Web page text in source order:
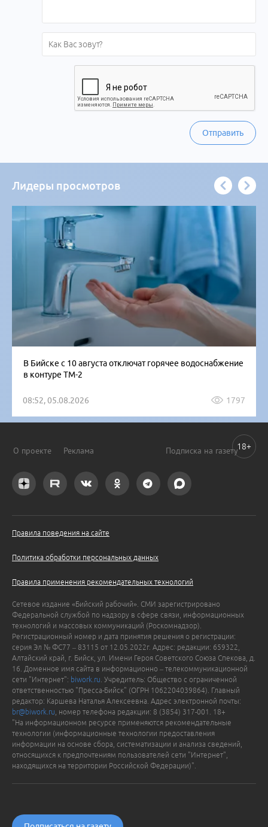
Отправить
Лидеры просмотров
В Бийске с 10 августа отключат горячее водоснабжение
в контуре ТМ-2
08:52, 05.08.2026 1797
О проекте Реклама Подписка на газету
Правила поведения на сайте
Политика обработки персональных данных
Правила применения рекомендательных технологий
Сетевое издание «Бийский рабочий». СМИ зарегистрировано
Федеральной службой по надзору в сфере связи, информационных
технологий и массовых коммуникаций (Роскомнадзор).
Регистрационный номер и дата принятия решения о регистрации:
серия Эл № ФС77 – 83115 от 12.05.2022г. Адрес: редакции: 659322,
Алтайский край, г. Бийск, ул. Имени Героя Советского Союза Спекова, д.
16. Доменное имя сайта в информационно – телекоммуникационной
сети "Интернет": biwork.ru . Учредитель: Общество с ограниченной
ответственностью "Пресса-Бийск" (ОГРН 1062204039864). Главный
редактор: Каршева Наталья Алексеевна. Адрес электронной почты:
br@biwork.ru , номер телефона редакции: 8 (3854) 317-001. 18+
"На информационном ресурсе применяются рекомендательные
технологии (информационные технологии предоставления
информации на основе сбора, систематизации и анализа сведений,
относящихся к предпочтениям пользователей сети "Интернет",
находящихся на территории Российской Федерации)".
18+